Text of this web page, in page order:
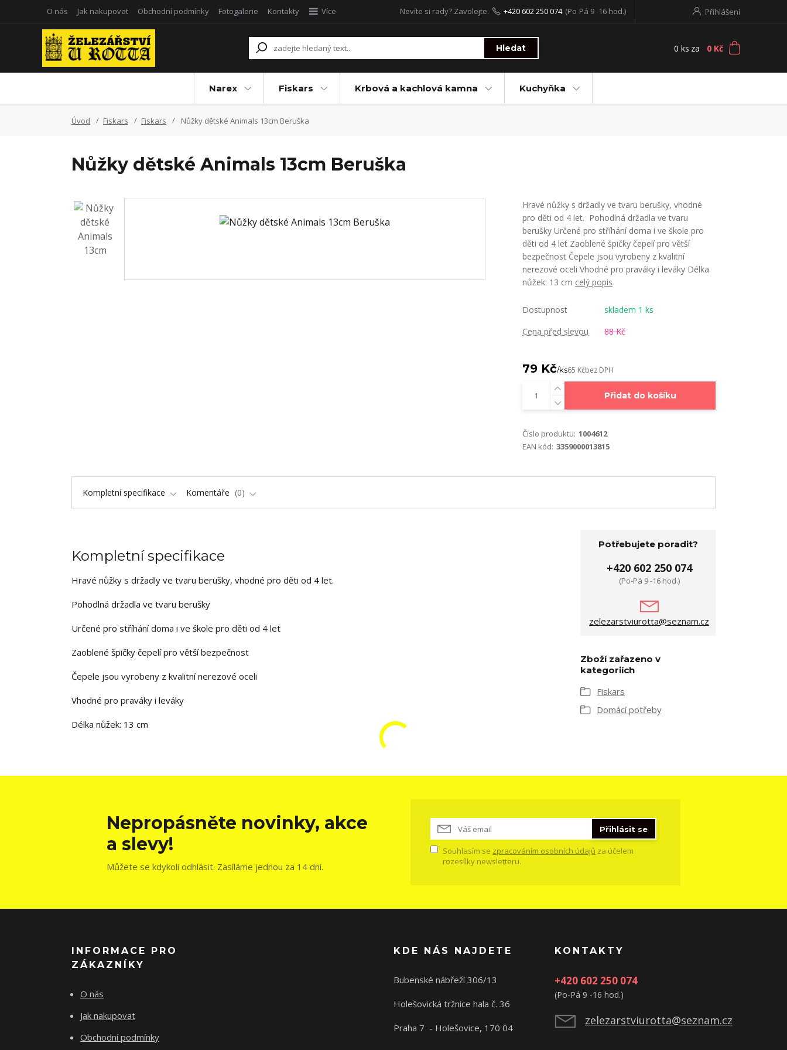
O nás Jak nakupovat Obchodní podmínky Fotogalerie Kontakty Více Přihlášení
Hledat
Nevíte si rady? Zavolejte. +420 602 250 074 (Po-Pá 9 -16 hod.)
0 ks za 0 Kč
Narex Fiskars Krbová a kachlová kamna Kuchyňka
Úvod Fiskars Fiskars Nůžky dětské Animals 13cm Beruška
Nůžky dětské Animals 13cm Beruška
Hravé nůžky s držadly ve tvaru berušky, vhodné
pro děti od 4 let. Pohodlná držadla ve tvaru
berušky Určené pro stříhání doma i ve škole pro
děti od 4 let Zaoblené špičky čepelí pro větší
bezpečnost Čepele jsou vyrobeny z kvalitní
nerezové oceli Vhodné pro praváky i leváky Délka
nůžek: 13 cm celý popis
Dostupnost
skladem 1 ks
Cena před slevou
88 Kč
79 Kč/ks65 Kčbez DPH
Přidat do košíku
Číslo produktu: 1004612
EAN kód: 3359000013815
Kompletní specifikace Komentáře 0
Kompletní specifikace
Hravé nůžky s držadly ve tvaru berušky, vhodné pro děti od 4 let.
Pohodlná držadla ve tvaru berušky
Určené pro stříhání doma i ve škole pro děti od 4 let
Zaoblené špičky čepelí pro větší bezpečnost
Čepele jsou vyrobeny z kvalitní nerezové oceli
Vhodné pro praváky i leváky
Délka nůžek: 13 cm
Potřebujete poradit?
+420 602 250 074
(Po-Pá 9 -16 hod.)
zelezarstviurotta@seznam.cz
Zboží zařazeno v
kategoriích
Fiskars
Domácí potřeby
Nepropásněte novinky, akce
a slevy!
Můžete se kdykoli odhlásit. Zasíláme jednou za 14 dní.
Přihlásit se
Souhlasím se zpracováním osobních údajů za účelem
rozesílky newsletteru.
INFORMACE PRO
ZÁKAZNÍKY
O nás
Jak nakupovat
Obchodní podmínky
KDE NÁS NAJDETE
Bubenské nábřeží 306/13
Holešovická tržnice hala č. 36
Praha 7 - Holešovice, 170 04
KONTAKTY
+420 602 250 074
(Po-Pá 9 -16 hod.)
zelezarstviurotta@seznam.cz